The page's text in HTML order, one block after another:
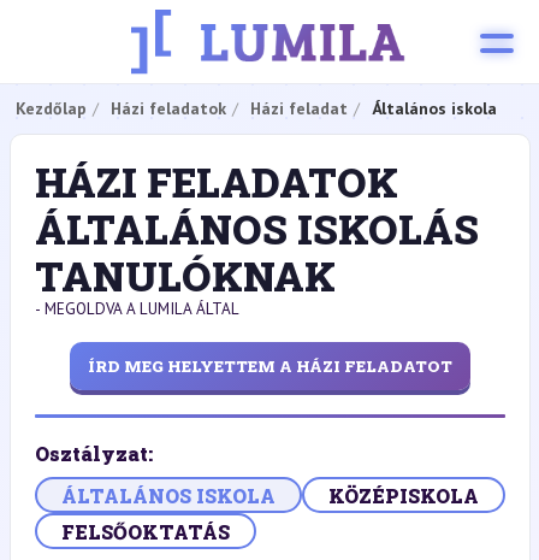
Kezdőlap Házi feladatok Házi feladat Általános iskola
HÁZI FELADATOK
ÁLTALÁNOS ISKOLÁS
TANULÓKNAK
- MEGOLDVA A LUMILA ÁLTAL
ÍRD MEG HELYETTEM A HÁZI FELADATOT
Osztályzat:
ÁLTALÁNOS ISKOLA
KÖZÉPISKOLA
FELSŐOKTATÁS